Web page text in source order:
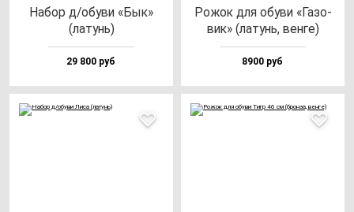
Набор д/обу­ви «Бык»
(ла­тунь)
29 800 руб
Рожок для обу­ви «Газо­
вик» (ла­тунь, вен­ге)
8900 руб